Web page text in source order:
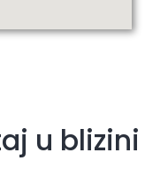
u blizini